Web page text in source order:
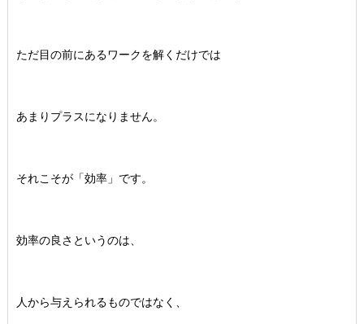
ただ目の前にあるワークを解くだけでは
あまりプラスになりません。
それこそが「効率」です。
効率の良さというのは、
人から与えられるものではなく、